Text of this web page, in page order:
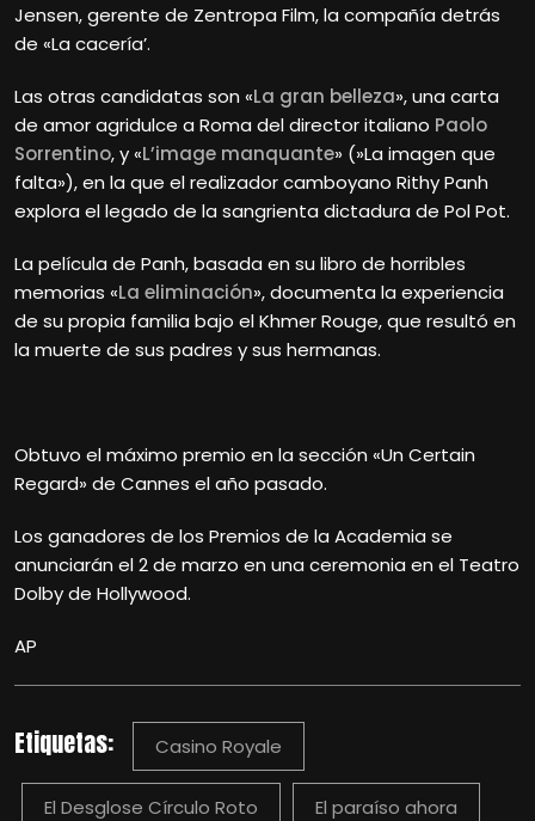
Jensen, gerente de Zentropa Film, la compañía detrás
de «La cacería’.
Las otras candidatas son «La gran belleza», una carta
de amor agridulce a Roma del director italiano Paolo
Sorrentino, y «L’image manquante» (»La imagen que
falta»), en la que el realizador camboyano Rithy Panh
explora el legado de la sangrienta dictadura de Pol Pot.
La película de Panh, basada en su libro de horribles
memorias «La eliminación», documenta la experiencia
de su propia familia bajo el Khmer Rouge, que resultó en
la muerte de sus padres y sus hermanas.
Obtuvo el máximo premio en la sección «Un Certain
Regard» de Cannes el año pasado.
Los ganadores de los Premios de la Academia se
anunciarán el 2 de marzo en una ceremonia en el Teatro
Dolby de Hollywood.
AP
Etiquetas: Casino Royale
El Desglose Círculo Roto El paraíso ahora